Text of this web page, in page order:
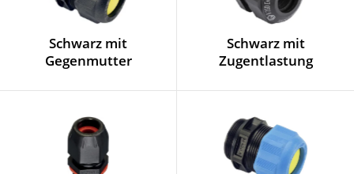
Schwarz mit
Gegenmutter
Schwarz mit
Zugentlastung